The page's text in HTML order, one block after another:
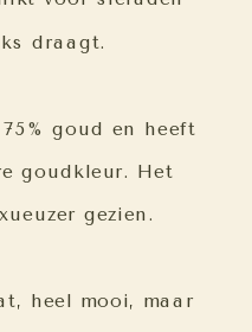
draagt.
goud en heeft
goudkleur. Het
gezien.
heel mooi, maar